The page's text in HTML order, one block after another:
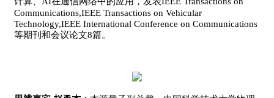
Communications,IEEE Transactions on Vehicular
Technology,IEEE International Conference on Communications
等期刊和会议论文8篇。